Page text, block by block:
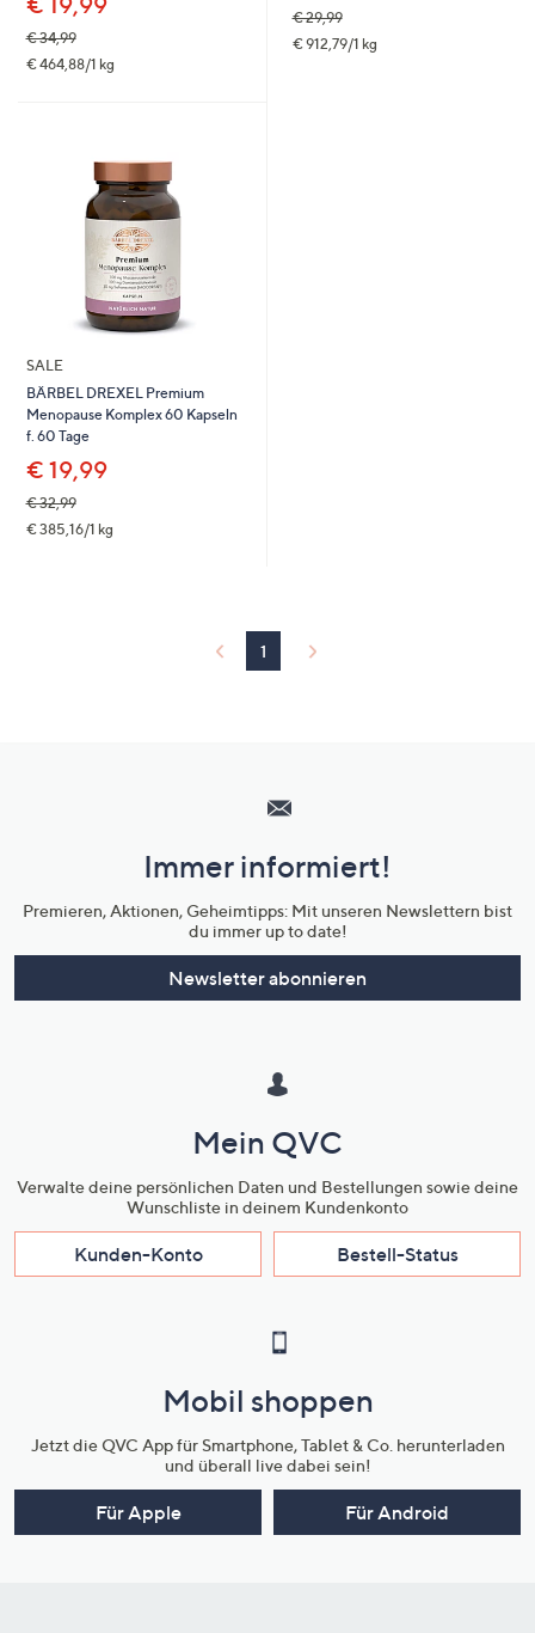
€ 34,99
€ 464,88/1 kg
€ 29,99
€ 912,79/1 kg
SALE
BÄRBEL DREXEL Premium
Menopause Komplex 60 Kapseln
f. 60 Tage
€ 19,99
€ 32,99
€ 385,16/1 kg
1
Unternehmensinformationen
Immer informiert!
Premieren, Aktionen, Geheimtipps: Mit unseren Newslettern bist
du immer up to date!
Newsletter abonnieren
Mein QVC
Verwalte deine persönlichen Daten und Bestellungen sowie deine
Wunschliste in deinem Kundenkonto
Kunden-Konto Bestell-Status
Mobil shoppen
Jetzt die QVC App für Smartphone, Tablet & Co. herunterladen
und überall live dabei sein!
Für Apple Für Android